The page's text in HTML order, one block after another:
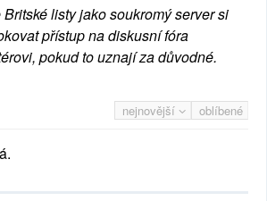
listy jako soukromý server si
přístup na diskusní fóra
pokud to uznají za důvodné.
nejnovější oblíbené